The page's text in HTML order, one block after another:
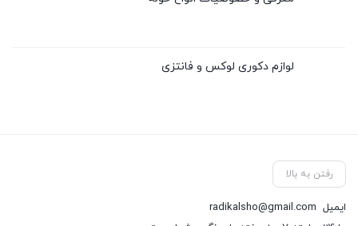
لوازم دکوری لوکس و فانتزی
رفتن به بالا
ایمیل radikalsho@gmail.com